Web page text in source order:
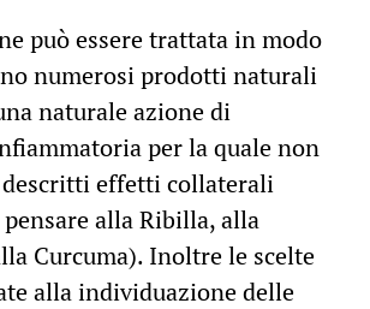
può essere trattata in modo
numerosi prodotti naturali
naturale azione di
per la quale non
effetti collaterali
alla Ribilla, alla
Curcuma). Inoltre le scelte
alla individuazione delle